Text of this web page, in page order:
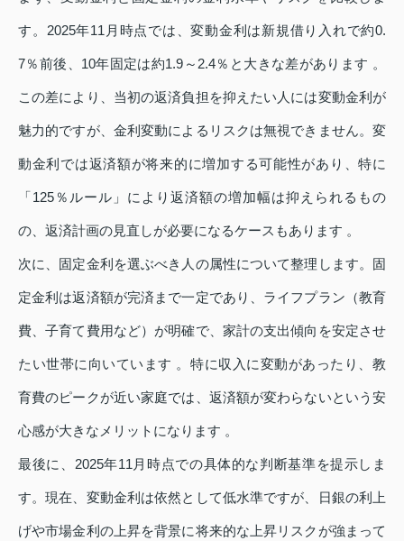
す。2025年11月時点では、変動金利は新規借り入れで約0.
7％前後、10年固定は約1.9～2.4％と大きな差があります 。
この差により、当初の返済負担を抑えたい人には変動金利が
魅力的ですが、金利変動によるリスクは無視できません。変
動金利では返済額が将来的に増加する可能性があり、特に
「125％ルール」により返済額の増加幅は抑えられるもの
の、返済計画の見直しが必要になるケースもあります 。
次に、固定金利を選ぶべき人の属性について整理します。固
定金利は返済額が完済まで一定であり、ライフプラン（教育
費、子育て費用など）が明確で、家計の支出傾向を安定させ
たい世帯に向いています 。特に収入に変動があったり、教
育費のピークが近い家庭では、返済額が変わらないという安
心感が大きなメリットになります 。
最後に、2025年11月時点での具体的な判断基準を提示しま
す。現在、変動金利は依然として低水準ですが、日銀の利上
げや市場金利の上昇を背景に将来的な上昇リスクが強まって